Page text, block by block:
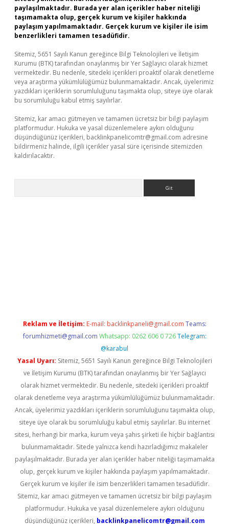
paylaşılmaktadır. Burada yer alan içerikler haber niteliği
taşımamakta olup, gerçek kurum ve kişiler hakkında
paylaşım yapılmamaktadır. Gerçek kurum ve kişiler ile isim
benzerlikleri tamamen tesadüfidir.
Sitemiz, 5651 Sayılı Kanun gereğince Bilgi Teknolojileri ve İletişim
Kurumu (BTK) tarafından onaylanmış bir Yer Sağlayıcı olarak hizmet
vermektedir. Bu nedenle, sitedeki içerikleri proaktif olarak denetleme
veya araştırma yükümlülüğümüz bulunmamaktadır. Ancak, üyelerimiz
yazdıkları içeriklerin sorumluluğunu taşımakta olup, siteye üye olarak
bu sorumluluğu kabul etmiş sayılırlar.
Sitemiz, kar amacı gütmeyen ve tamamen ücretsiz bir bilgi paylaşım
platformudur. Hukuka ve yasal düzenlemelere aykırı olduğunu
düşündüğünüz içerikleri, backlinkpanelicomtr@gmail.com adresine
bildirmeniz halinde, ilgili içerikler yasal süre içerisinde sitemizden
kaldırılacaktır.
Reklam ve İletişim: E-mail: backlinkpaneli@gmail.com Teams:
forumhizmeti@gmail.com Whatsapp: 0262 606 0 726 Telegram:
@karabul
Yasal Uyarı: Sitemiz, 5651 Sayılı Kanun gereğince Bilgi Teknolojileri
ve İletişim Kurumu (BTK) tarafından onaylanmış bir Yer Sağlayıcı
olarak hizmet vermektedir. Bu nedenle, sitedeki içerikleri proaktif
olarak denetleme veya araştırma yükümlülüğümüz bulunmamaktadır.
Ancak, üyelerimiz yazdıkları içeriklerin sorumluluğunu taşımakta olup,
siteye üye olarak bu sorumluluğu kabul etmiş sayılırlar. Bu internet
sitesi, herhangi bir marka, kurum veya şahıs şirketi ile hiçbir bağlantısı
bulunmamaktadır. Sitede yalnızca kendi hazırladığımız makaleler
paylaşılmaktadır. Burada yer alan içerikler haber niteliği taşımamakta
olup, gerçek kurum ve kişiler hakkında paylaşım yapılmamaktadır.
Gerçek kurum ve kişiler ile isim benzerlikleri tamamen tesadüfidir.
Sitemiz, kar amacı gütmeyen ve tamamen ücretsiz bir bilgi paylaşım
platformudur. Hukuka ve yasal düzenlemelere aykırı olduğunu
düşündüğünüz içerikleri, backlinkpanelicomtr@gmail.com